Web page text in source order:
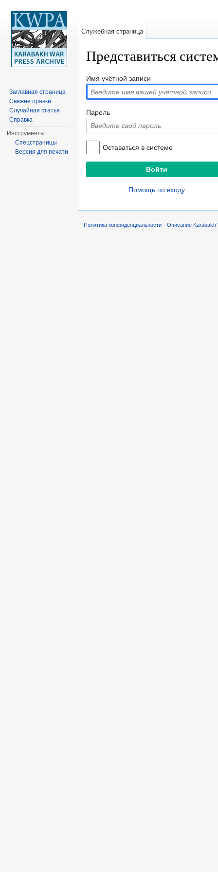
Представиться
Имя учётной записи
Пароль
Оставаться в системе
Помощь по входу
Служебная страница
Заглавная страница
Свежие правки
Случайная статья
Справка
Инструменты
Спецстраницы
Версия для печати
Политика конфиденциальности Описание Karabakh